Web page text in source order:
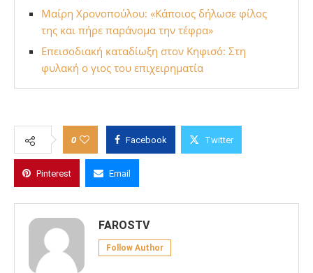
Μαίρη Χρονοπούλου: «Κάποιος δήλωσε φίλος
της και πήρε παράνομα την τέφρα»
Επεισοδιακή καταδίωξη στον Κηφισό: Στη
φυλακή ο γιος του επιχειρηματία
0 Facebook Twitter
Pinterest Email
FAROSTV
Follow Author